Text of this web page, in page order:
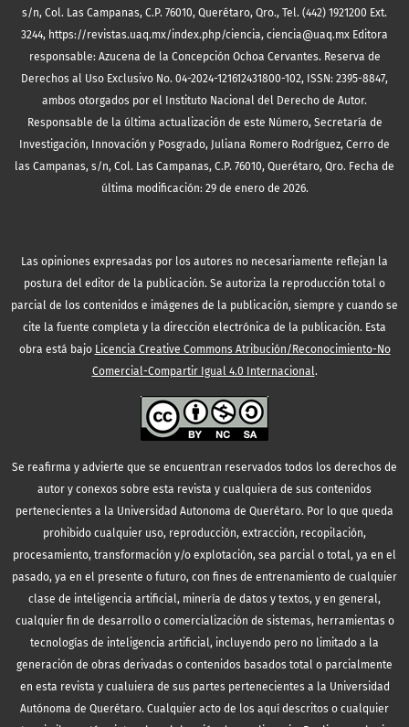
s/n, Col. Las Campanas, C.P. 76010, Querétaro, Qro., Tel. (442) 1921200 Ext.
3244, https://revistas.uaq.mx/index.php/ciencia, ciencia@uaq.mx Editora
responsable: Azucena de la Concepción Ochoa Cervantes. Reserva de
Derechos al Uso Exclusivo No. 04-2024-121612431800-102, ISSN: 2395-8847,
ambos otorgados por el Instituto Nacional del Derecho de Autor.
Responsable de la última actualización de este Número, Secretaría de
Investigación, Innovación y Posgrado, Juliana Romero Rodríguez, Cerro de
las Campanas, s/n, Col. Las Campanas, C.P. 76010, Querétaro, Qro. Fecha de
última modificación: 29 de enero de 2026.
Las opiniones expresadas por los autores no necesariamente reflejan la
postura del editor de la publicación. Se autoriza la reproducción total o
parcial de los contenidos e imágenes de la publicación, siempre y cuando se
cite la fuente completa y la dirección electrónica de la publicación. Esta
obra está bajo Licencia Creative Commons Atribución/Reconocimiento-No
Comercial-Compartir Igual 4.0 Internacional.
Se reafirma y advierte que se encuentran reservados todos los derechos de
autor y conexos sobre esta revista y cualquiera de sus contenidos
pertenecientes a la Universidad Autonoma de Querétaro. Por lo que queda
prohibido cualquier uso, reproducción, extracción, recopilación,
procesamiento, transformación y/o explotación, sea parcial o total, ya en el
pasado, ya en el presente o futuro, con fines de entrenamiento de cualquier
clase de inteligencia artificial, minería de datos y textos, y en general,
cualquier fin de desarrollo o comercialización de sistemas, herramientas o
tecnologías de inteligencia artificial, incluyendo pero no limitado a la
generación de obras derivadas o contenidos basados total o parcialmente
en esta revista y cualuiera de sus partes pertenecientes a la Universidad
Autónoma de Querétaro. Cualquier acto de los aquí descritos o cualquier